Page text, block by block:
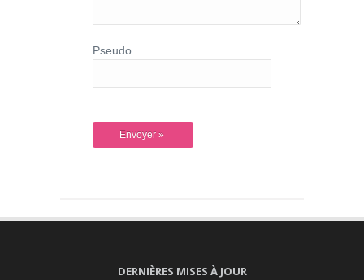
Pseudo
DERNIÈRES MISES À JOUR